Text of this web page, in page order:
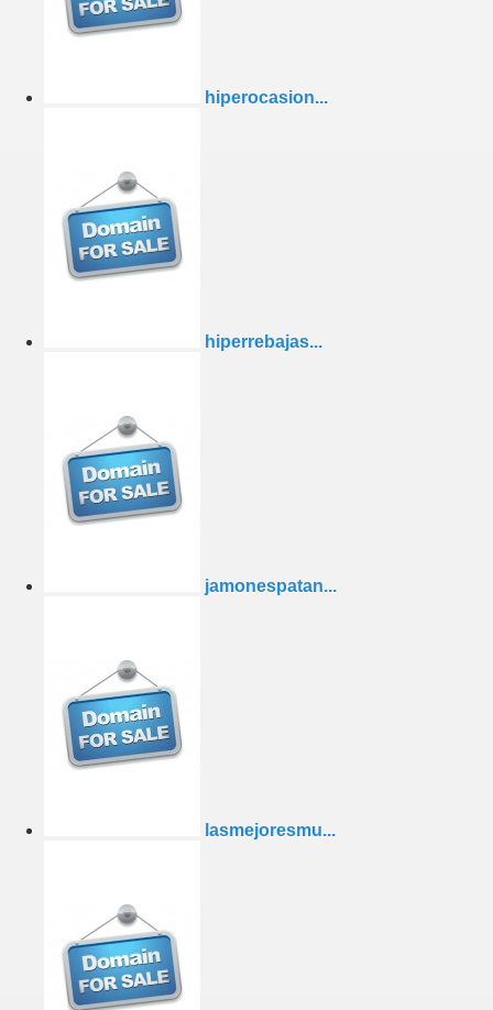
hiperocasion...
hiperrebajas...
jamonespatan...
lasmejoresmu...